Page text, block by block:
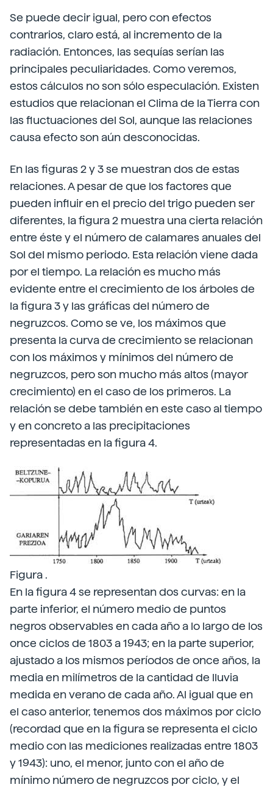
Se puede decir igual, pero con efectos
contrarios, claro está, al incremento de la
radiación. Entonces, las sequías serían las
principales peculiaridades. Como veremos,
estos cálculos no son sólo especulación. Existen
estudios que relacionan el Clima de la Tierra con
las fluctuaciones del Sol, aunque las relaciones
causa efecto son aún desconocidas.
En las figuras 2 y 3 se muestran dos de estas
relaciones. A pesar de que los factores que
pueden influir en el precio del trigo pueden ser
diferentes, la figura 2 muestra una cierta relación
entre éste y el número de calamares anuales del
Sol del mismo periodo. Esta relación viene dada
por el tiempo. La relación es mucho más
evidente entre el crecimiento de los árboles de
la figura 3 y las gráficas del número de
negruzcos. Como se ve, los máximos que
presenta la curva de crecimiento se relacionan
con los máximos y mínimos del número de
negruzcos, pero son mucho más altos (mayor
crecimiento) en el caso de los primeros. La
relación se debe también en este caso al tiempo
y en concreto a las precipitaciones
representadas en la figura 4.
Figura .
En la figura 4 se representan dos curvas: en la
parte inferior, el número medio de puntos
negros observables en cada año a lo largo de los
once ciclos de 1803 a 1943; en la parte superior,
ajustado a los mismos períodos de once años, la
media en milímetros de la cantidad de lluvia
medida en verano de cada año. Al igual que en
el caso anterior, tenemos dos máximos por ciclo
(recordad que en la figura se representa el ciclo
medio con las mediciones realizadas entre 1803
y 1943): uno, el menor, junto con el año de
mínimo número de negruzcos por ciclo, y el